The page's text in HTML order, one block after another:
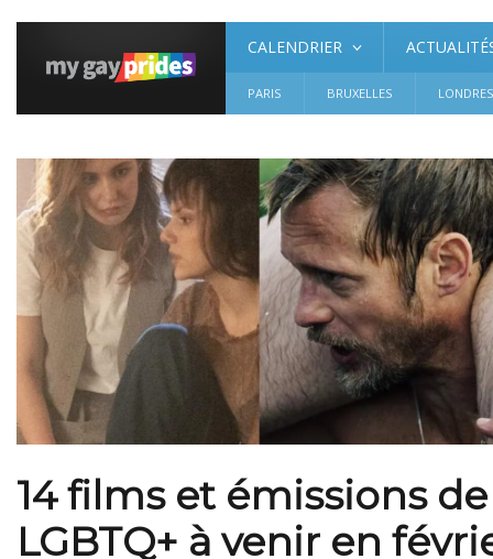
CALENDRIER
PARIS BRUXELLES LONDRES
14 films et émissions
LGBTQ+ à venir en